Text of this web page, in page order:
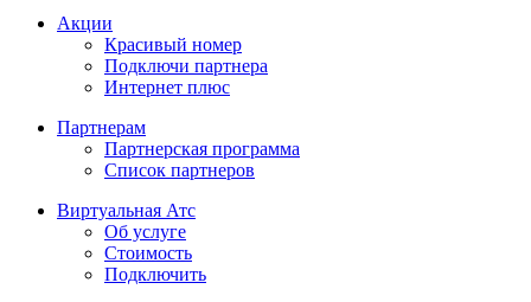
Акции
Красивый номер
Подключи партнера
Интернет плюс
Партнерам
Партнерская программа
Список партнеров
Виртуальная Атс
Об услуге
Стоимость
Подключить